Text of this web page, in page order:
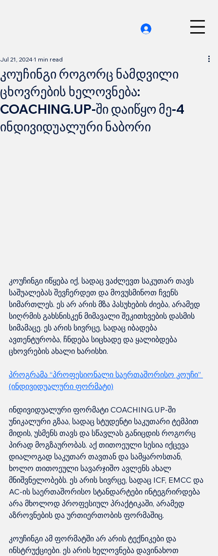
კოუჩინგი როგორც ნამდვილი
ცხოვრების ხელოვნება:
COACHING.UP-ში დაიწყო მე-4
ინდივიდუალური ნაბორი
Jul 21, 2024 1 min read
კოუჩინგი იწყება იქ, სადაც ვაძლევთ საკუთარ თავს
საშუალებას შევჩერდეთ და მოვუსმინოთ ჩვენს
სიმართლეს. ეს არ არის მზა პასუხების ძიება, არამედ
სიღრმის გახსნისკენ მიმავალი შეკითხვების დასმის
სიმამაცე. ეს არის სივრცე, სადაც იბადება
ავთენტურობა, ჩნდება სიცხადე და ყალიბდება
ცხოვრების ახალი ხარისხი.
პროგრამა “პროფესიონალი საერთაშორისო კოუჩი”
(ინდივიდუალური ფორმატი)
ინდივიდუალური ფორმატი COACHING.UP-ში
უნიკალური გზაა, სადაც სტუდენტი საკუთარი ტემპით
მიდის, უსმენს თავს და სწავლას განიცდის როგორც
პირად მოგზაურობას. აქ თითოეული სესია იქცევა
დიალოგად საკუთარ თავთან და სამყაროსთან,
ხოლო თითოეული სავარჯიშო ავლენს ახალ
მნიშვნელობებს. ეს არის სივრცე, სადაც ICF, EMCC და
AC-ის საერთაშორისო სტანდარტები ინტეგრირდება
არა მხოლოდ პროფესიულ პრაქტიკაში, არამედ
აზროვნების და ურთიერთობის ფორმაშიც.
კოუჩინგი ამ ფორმატში არ არის ტექნიკები და
ინსტრუქციები. ეს არის ხელოვნება დავინახოთ